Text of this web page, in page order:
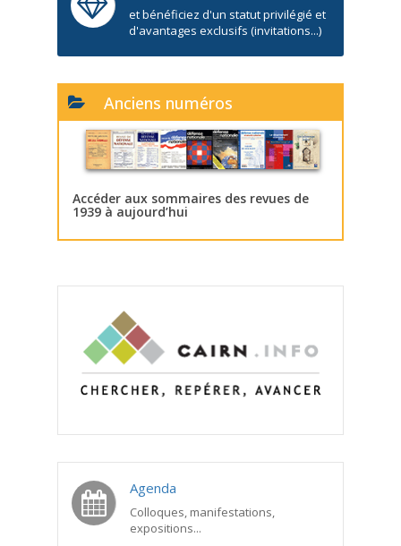
et bénéficiez d'un statut privilégié et
d'avantages exclusifs (invitations...)
Anciens numéros
Accéder aux sommaires des revues de
1939 à aujourd’hui
Agenda
Colloques, manifestations,
expositions...